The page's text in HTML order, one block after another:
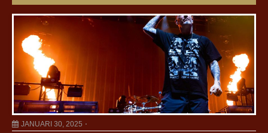
JANUARI 30, 2025